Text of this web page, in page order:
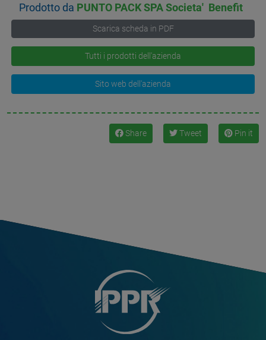
Prodotto da PUNTO PACK SPA Societa' Benefit
Scarica scheda in PDF
Tutti i prodotti dell'azienda
Sito web dell'azienda
Share Tweet Pin it